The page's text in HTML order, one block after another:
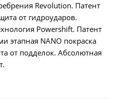
Revolution. Патент
от гидроударов.
Powershift. Патент
этапная NANO покраска
от подделок. Абсолютная